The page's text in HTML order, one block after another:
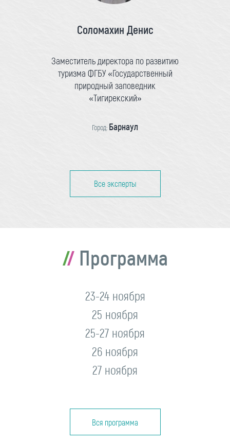
Соломахин Денис
Заместитель директора по развитию
туризма ФГБУ «Государственный
природный заповедник
«Тигирекский»
Город: Барнаул
Все эксперты
Программа
23-24 ноября
25 ноября
25-27 ноября
26 ноября
27 ноября
Вся программа